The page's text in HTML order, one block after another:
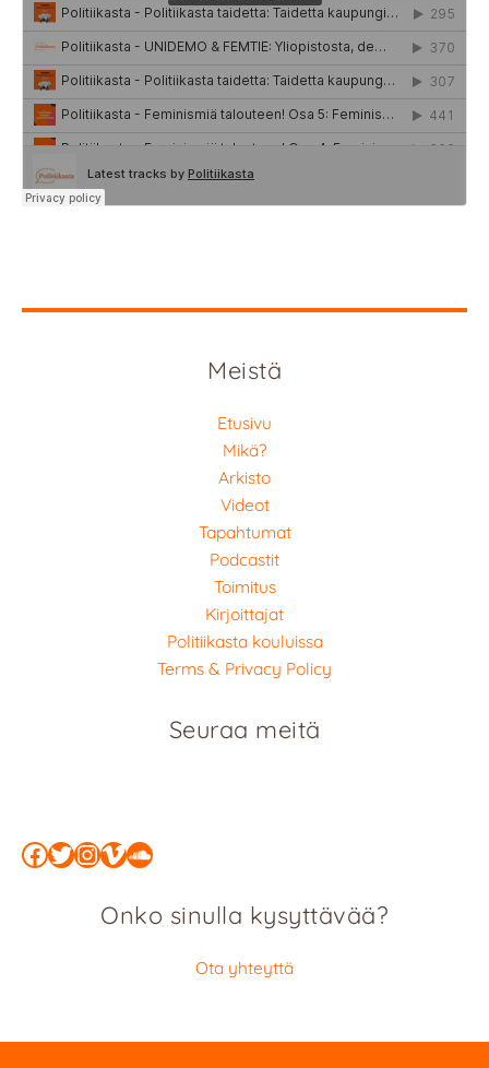
Meistä
Etusivu
Mikä?
Arkisto
Videot
Tapahtumat
Podcastit
Toimitus
Kirjoittajat
Politiikasta kouluissa
Terms & Privacy Policy
Seuraa meitä
Facebook
Twitter
Instagram
Vimeo
SoundCloud
Onko sinulla kysyttävää?
Ota yhteyttä